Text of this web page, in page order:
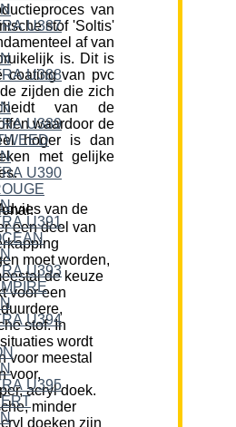
van
stof 'Soltis'
af van
is. Dit is
coating van pvc
zijden die zich
van de
waardoor de
hoger is dan
met gelijke
een deel van
moet worden,
de keuze
voor een
stof. In
wordt
voor meestal
voor,
acryl doek.
minder
doeken zijn